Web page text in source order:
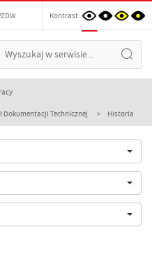
Kontrast:
Technicznej Historia